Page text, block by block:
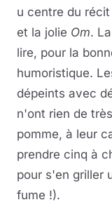
u centre du
et la jolie Om.
lire, pour la
humoristique.
dépeints avec
n'ont rien de
pomme, à leur
prendre cinq à
pour s'en griller
fume !).